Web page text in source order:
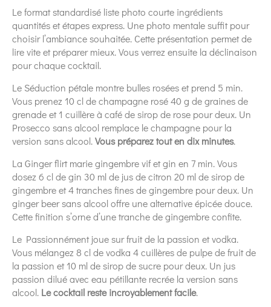
Le format standardisé liste photo courte ingrédients
quantités et étapes express. Une photo mentale suffit pour
choisir l’ambiance souhaitée. Cette présentation permet de
lire vite et préparer mieux. Vous verrez ensuite la déclinaison
pour chaque cocktail.
Le Séduction pétale montre bulles rosées et prend 5 min.
Vous prenez 10 cl de champagne rosé 40 g de graines de
grenade et 1 cuillère à café de sirop de rose pour deux. Un
Prosecco sans alcool remplace le champagne pour la
version sans alcool.Vous préparez tout en dix minutes.
La Ginger flirt marie gingembre vif et gin en 7 min. Vous
dosez 6 cl de gin 30 ml de jus de citron 20 ml de sirop de
gingembre et 4 tranches fines de gingembre pour deux. Un
ginger beer sans alcool offre une alternative épicée douce.
Cette finition s’orne d’une tranche de gingembre confite.
Le Passionnément joue sur fruit de la passion et vodka.
Vous mélangez 8 cl de vodka 4 cuillères de pulpe de fruit de
la passion et 10 ml de sirop de sucre pour deux. Un jus
passion dilué avec eau pétillante recrée la version sans
alcool. Le cocktail reste incroyablement facile.